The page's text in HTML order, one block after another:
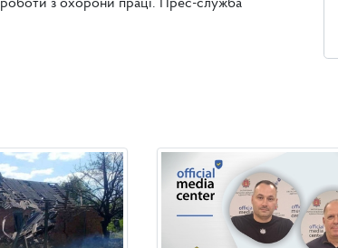
з охорони праці. Прес-служба